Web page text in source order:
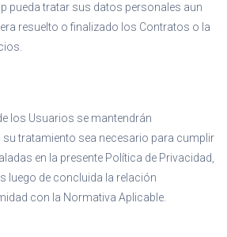
pueda tratar sus datos personales aun
resuelto o finalizado los Contratos o la
los Usuarios se mantendrán
tratamiento sea necesario para cumplir
en la presente Política de Privacidad,
luego de concluida la relación
con la Normativa Aplicable.